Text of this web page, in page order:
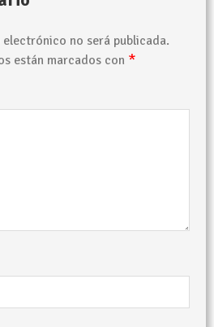
no será publicada.
están marcados con *